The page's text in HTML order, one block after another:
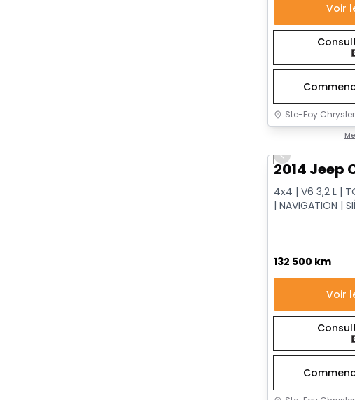
Voir
Ste-Foy Chrysler
Très bonne
Previous slide
2014 Jeep
4x4 | V6 3,2 L |
| NAVIGATION |
132 500 km
Voir